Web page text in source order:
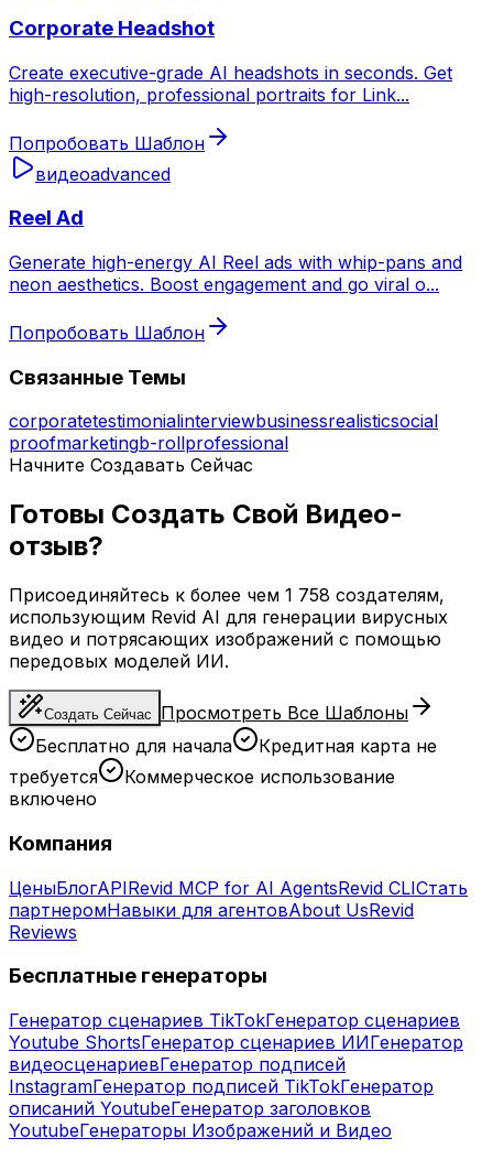
Corporate Headshot
Create executive-grade AI headshots in seconds. Get
high-resolution, professional portraits for Link...
Попробовать Шаблон
видеоadvanced
Reel Ad
Generate high-energy AI Reel ads with whip-pans and
neon aesthetics. Boost engagement and go viral o...
Попробовать Шаблон
Связанные Темы
corporatetestimonialinterviewbusinessrealisticsocial
proofmarketingb-rollprofessional
Начните Создавать Сейчас
Готовы Создать Свой Видео-
отзыв?
Присоединяйтесь к более чем 1 758 создателям,
использующим Revid AI для генерации вирусных
видео и потрясающих изображений с помощью
передовых моделей ИИ.
Создать Сейчас
Просмотреть Все Шаблоны
Бесплатно для начала
Кредитная карта не
требуется
Коммерческое использование
включено
Компания
ЦеныБлогAPIRevid MCP for AI AgentsRevid CLIСтать
партнеромНавыки для агентовAbout UsRevid
Reviews
Бесплатные генераторы
Генератор сценариев TikTokГенератор сценариев
Youtube ShortsГенератор сценариев ИИГенератор
видеосценариевГенератор подписей
InstagramГенератор подписей TikTokГенератор
описаний YoutubeГенератор заголовков
YoutubeГенераторы Изображений и Видео